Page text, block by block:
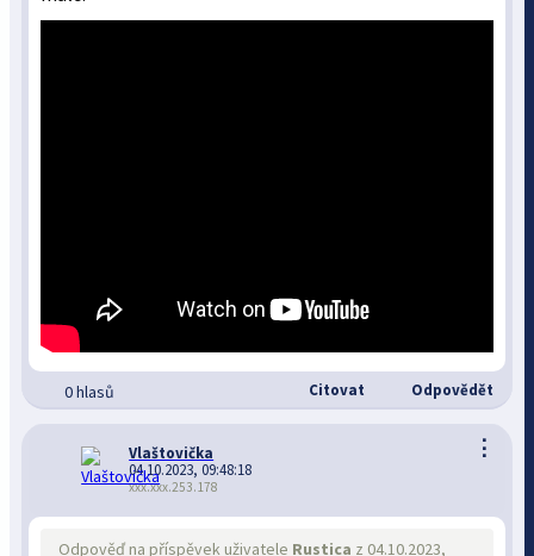
0 hlasů Citovat Odpovědět
⋮
Vlaštovička
04.10.2023, 09:48:18
xxx.xxx.253.178
Odpověď na příspěvek uživatele Rustica z 04.10.2023,